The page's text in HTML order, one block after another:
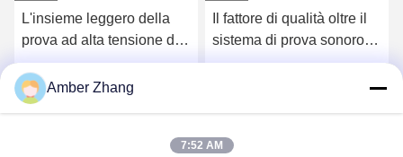
L'insieme leggero della
prova ad alta tensione di
CA, attrezzatura di prova
di CA Hipot ha prodotto la
frequenza 30 - 300Hz
Ottieni il miglior prezzo
Il fattore di qualità oltre il
sistema di prova sonoro
ad alta tensione 30 per
Amber Zhang
7:52 AM